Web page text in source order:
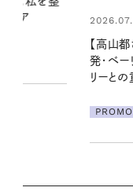
る【大人